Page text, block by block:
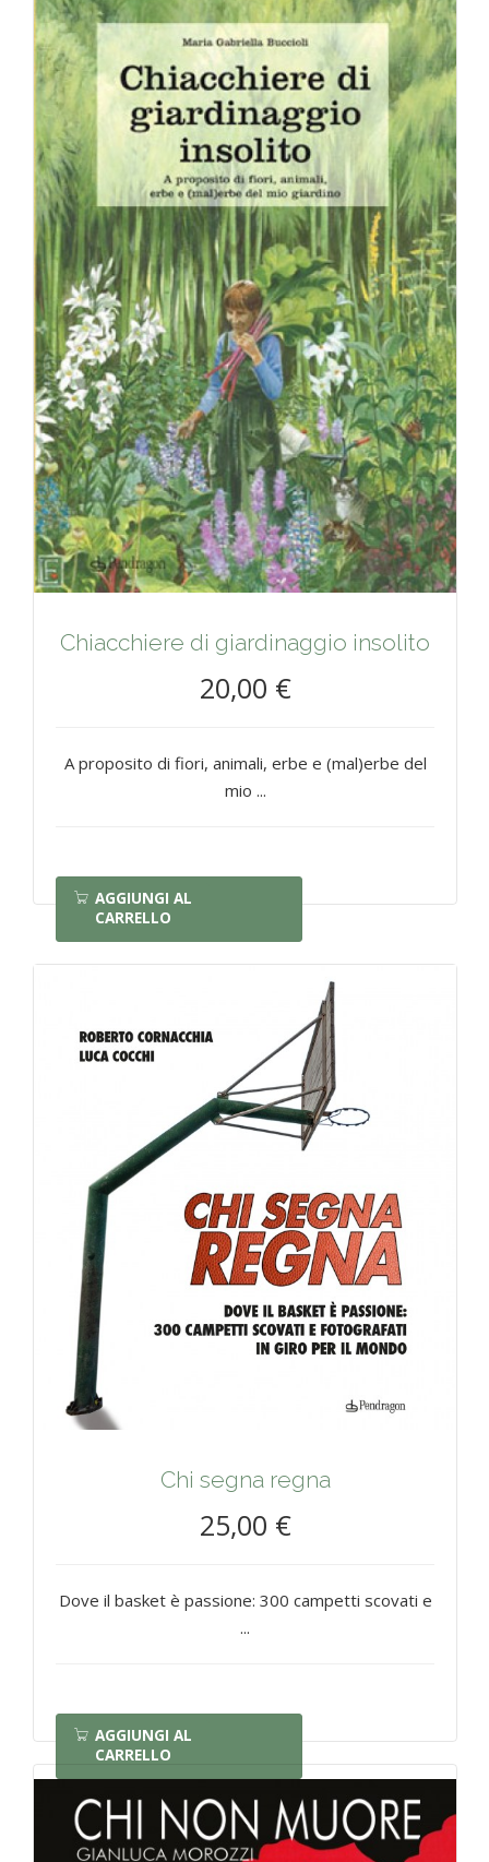
Chiacchiere di giardinaggio insolito
20,00 €
A proposito di fiori, animali, erbe e (mal)erbe del
mio ...
AGGIUNGI AL
CARRELLO
Chi segna regna
25,00 €
Dove il basket è passione: 300 campetti scovati e
...
AGGIUNGI AL
CARRELLO